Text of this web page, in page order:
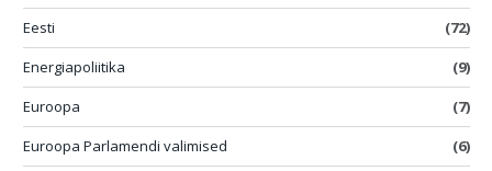
Eesti
(72)
Energiapoliitika
(9)
Euroopa
(7)
Euroopa Parlamendi valimised
(6)